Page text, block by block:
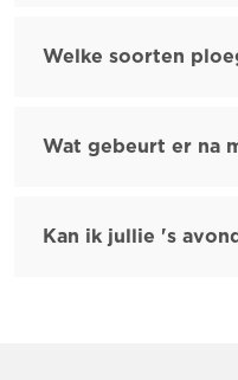
Welke soorten
Wat gebeurt er na
Kan ik jullie 's